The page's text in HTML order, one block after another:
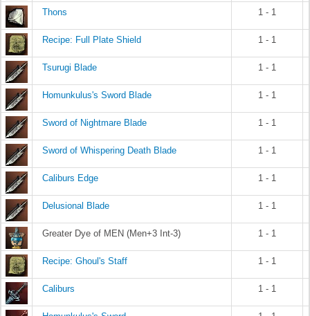
Thons 1 - 1
Recipe: Full Plate Shield 1 - 1
Tsurugi Blade 1 - 1
Homunkulus's Sword Blade 1 - 1
Sword of Nightmare Blade 1 - 1
Sword of Whispering Death Blade 1 - 1
Caliburs Edge 1 - 1
Delusional Blade 1 - 1
Greater Dye of MEN (Men+3 Int-3) 1 - 1
Recipe: Ghoul's Staff 1 - 1
Caliburs 1 - 1